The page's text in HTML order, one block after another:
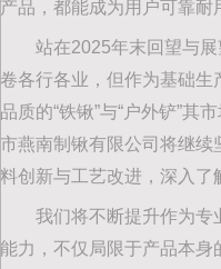
产品，都能成为用户可靠耐
站在2025年末回望与
卷各行各业，但作为基础
品质的“铁锹”与“户外铲”其
市燕南制锹有限公司将继续
料创新与工艺改进，深入了
我们将不断提升作为专
能力，不仅局限于产品本